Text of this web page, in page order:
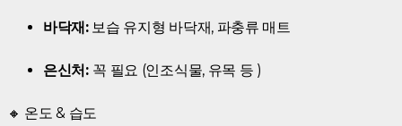
바닥재:보습 유지형 바닥재, 파충류 매트
은신처: 꼭 필요 (인조식물, 유목 등 )
🔸 온도 & 습도